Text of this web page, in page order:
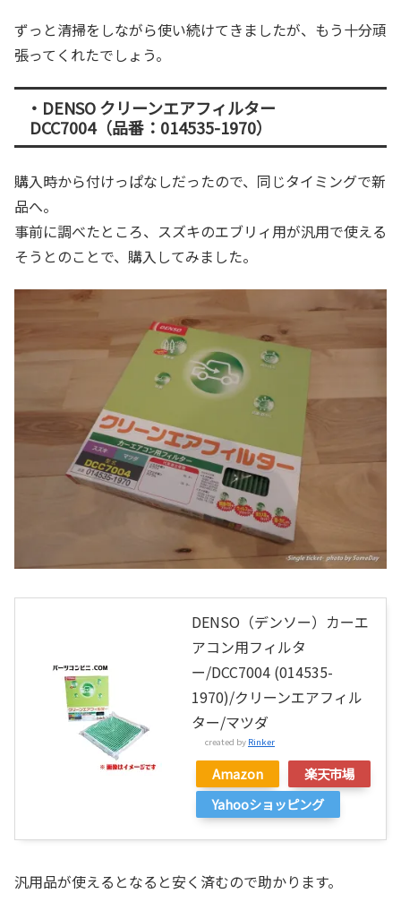
ずっと清掃をしながら使い続けてきましたが、もう十分頑
張ってくれたでしょう。
・DENSO クリーンエアフィルター
DCC7004（品番：014535-1970）
購入時から付けっぱなしだったので、同じタイミングで新
品へ。
事前に調べたところ、スズキのエブリィ用が汎用で使える
そうとのことで、購入してみました。
DENSO（デンソー）カーエ
アコン用フィルタ
ー/DCC7004 (014535-
1970)/クリーンエアフィル
ター/マツダ
created by Rinker
Amazon
楽天市場
Yahooショッピング
汎用品が使えるとなると安く済むので助かります。